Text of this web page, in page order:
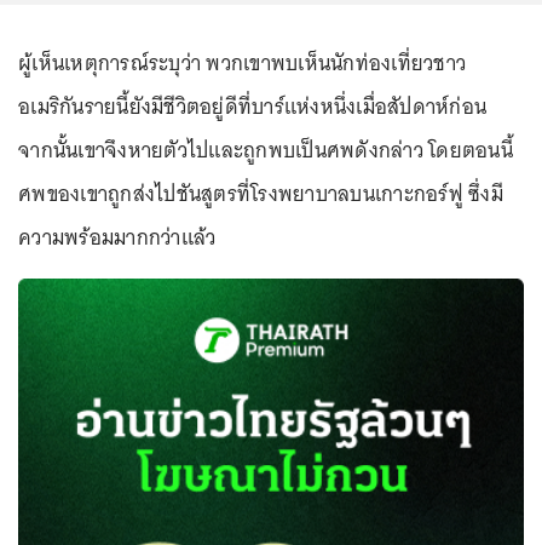
ผู้เห็นเหตุการณ์ระบุว่า พวกเขาพบเห็นนักท่องเที่ยวชาว
อเมริกันรายนี้ยังมีชีวิตอยู่ดีที่บาร์แห่งหนึ่งเมื่อสัปดาห์ก่อน
จากนั้นเขาจึงหายตัวไปและถูกพบเป็นศพดังกล่าว โดยตอนนี้
ศพของเขาถูกส่งไปชันสูตรที่โรงพยาบาลบนเกาะกอร์ฟู ซึ่งมี
ความพร้อมมากกว่าแล้ว